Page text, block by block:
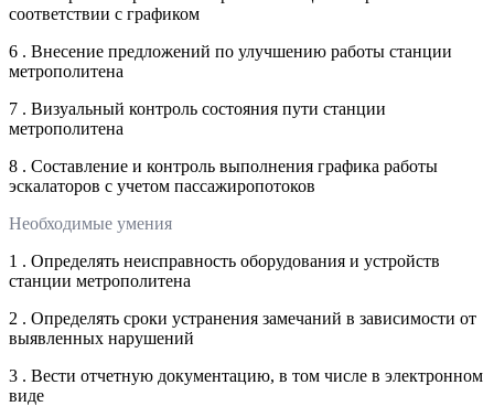
соответствии с графиком
6 . Внесение предложений по улучшению работы станции
метрополитена
7 . Визуальный контроль состояния пути станции
метрополитена
8 . Составление и контроль выполнения графика работы
эскалаторов с учетом пассажиропотоков
Необходимые умения
1 . Определять неисправность оборудования и устройств
станции метрополитена
2 . Определять сроки устранения замечаний в зависимости от
выявленных нарушений
3 . Вести отчетную документацию, в том числе в электронном
виде